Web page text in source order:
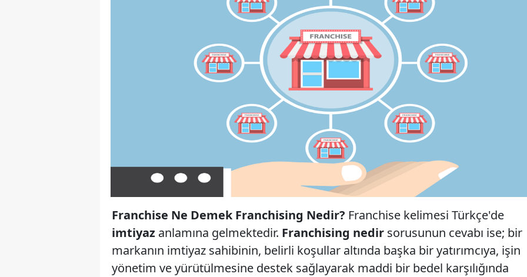
Franchise Ne Demek Franchising Nedir? Franchise kelimesi Türkçe'de
imtiyaz anlamına gelmektedir. Franchising nedir sorusunun cevabı ise; bir
markanın imtiyaz sahibinin, belirli koşullar altında başka bir yatırımcıya, işin
yönetim ve yürütülmesine destek sağlayarak maddi bir bedel karşılığında